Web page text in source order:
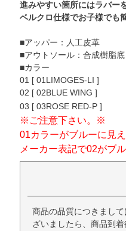
進みやすい箇所にはラバー
ベルクロ仕様でお子様でも
■アッパー：人工皮革
■アウトソール：合成樹脂底
■カラー
01 [ 01LIMOGES-LI ]
02 [ 02BLUE WING ]
03 [ 03ROSE RED-P ]
※ご注意下さい。※
01カラーがブルーに見
メーカー表記で02がブ
商品の品質につきまし
ざいましたら、商品到